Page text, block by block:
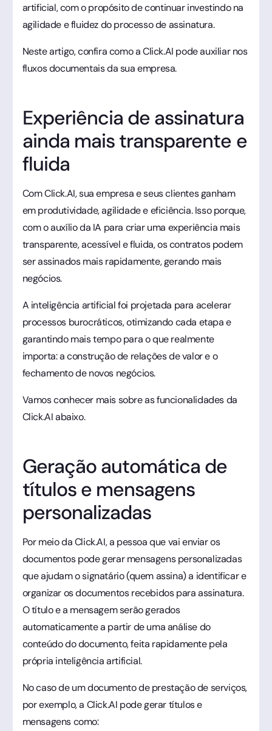
artificial, com o propósito de continuar investindo na
agilidade e fluidez do processo de assinatura.
Neste artigo, confira como a Click.AI pode auxiliar nos
fluxos documentais da sua empresa.
Experiência de assinatura
ainda mais transparente e
fluida
Com Click.AI, sua empresa e seus clientes ganham
em produtividade, agilidade e eficiência. Isso porque,
com o auxílio da IA para criar uma experiência mais
transparente, acessível e fluida, os contratos podem
ser assinados mais rapidamente, gerando mais
negócios.
A inteligência artificial foi projetada para acelerar
processos burocráticos, otimizando cada etapa e
garantindo mais tempo para o que realmente
importa: a construção de relações de valor e o
fechamento de novos negócios.
Vamos conhecer mais sobre as funcionalidades da
Click.AI abaixo.
Geração automática de
títulos e mensagens
personalizadas
Por meio da Click.AI, a pessoa que vai enviar os
documentos pode gerar mensagens personalizadas
que ajudam o signatário (quem assina) a identificar e
organizar os documentos recebidos para assinatura.
O título e a mensagem serão gerados
automaticamente a partir de uma análise do
conteúdo do documento, feita rapidamente pela
própria inteligência artificial.
No caso de um documento de prestação de serviços,
por exemplo, a Click.AI pode gerar títulos e
mensagens como: